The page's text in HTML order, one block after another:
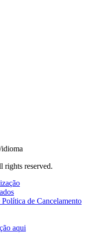
rights reserved.
de Cancelamento
aqui